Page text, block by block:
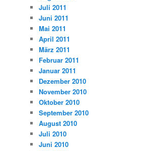
Juli 2011
Juni 2011
Mai 2011
April 2011
März 2011
Februar 2011
Januar 2011
Dezember 2010
November 2010
Oktober 2010
September 2010
August 2010
Juli 2010
Juni 2010